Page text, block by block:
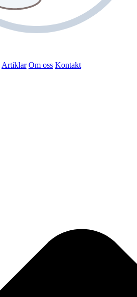
Artiklar Om oss Kontakt